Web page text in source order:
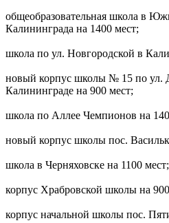
общеобразовательная школа в
Калининграда на 1400 мест;
школа по ул. Новгородской в
новый корпус школы № 15 по ул.
Калининграде на 900 мест;
школа по Аллее Чемпионов на
новый корпус школы пос.
школа в Черняховске на 1100 мест;
корпус Храбровской школы на
корпус начальной школы пос.